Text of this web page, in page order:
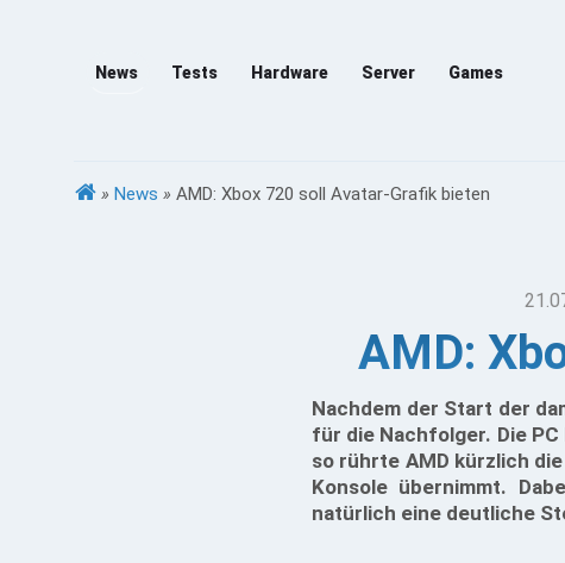
News Tests Hardware Server Games
» News » AMD: Xbox 720 soll Avatar-Grafik bieten
AMD:
Nachdem der Start der
für die Nachfolger. Die
so rührte AMD kürzlich
Konsole übernimmt.
natürlich eine deutliche